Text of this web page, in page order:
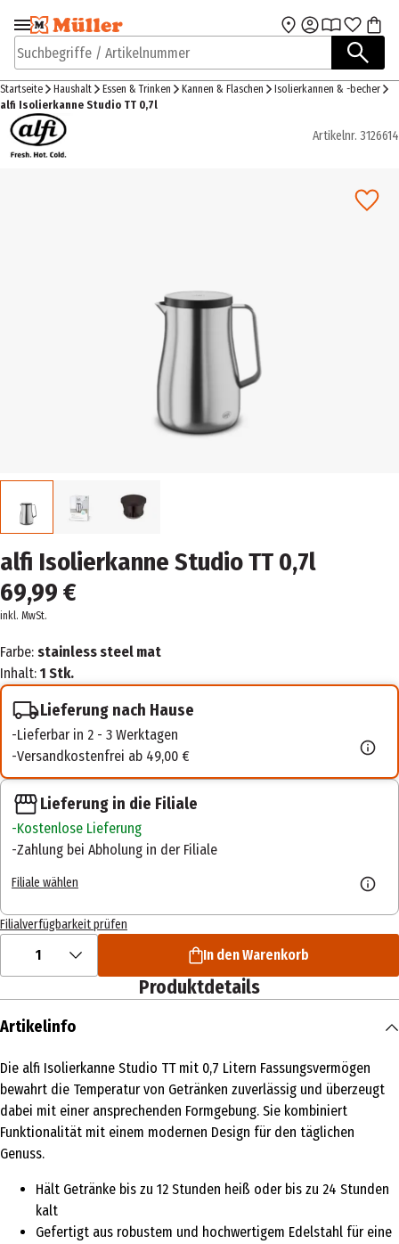
Zur Navigation
springen
Zum Hauptinhalt
Suchbegriffe / Artikelnummer
Startseite Haushalt Essen & Trinken Kannen & Flaschen
Isolierkannen & -becher
alfi Isolierkanne Studio TT 0,7l
Artikelnr. 3126614
alfi Isolierkanne Studio TT 0,7l
69,99 €
inkl. MwSt.
Farbe: stainless steel mat
Inhalt: 1 Stk.
Lieferung nach Hause
Lieferbar in 2 - 3 Werktagen
Versandkostenfrei ab 49,00 €
Lieferung in die Filiale
Kostenlose Lieferung
Zahlung bei Abholung in der Filiale
Filiale wählen
Filialverfügbarkeit prüfen
1 In den Warenkorb
Produktdetails
Artikelinfo
Die alfi Isolierkanne Studio TT mit 0,7 Litern Fassungsvermögen
bewahrt die Temperatur von Getränken zuverlässig und überzeugt
dabei mit einer ansprechenden Formgebung. Sie kombiniert
Funktionalität mit einem modernen Design für den täglichen
Genuss.
Hält Getränke bis zu 12 Stunden heiß oder bis zu 24 Stunden
kalt
Gefertigt aus robustem und hochwertigem Edelstahl für eine